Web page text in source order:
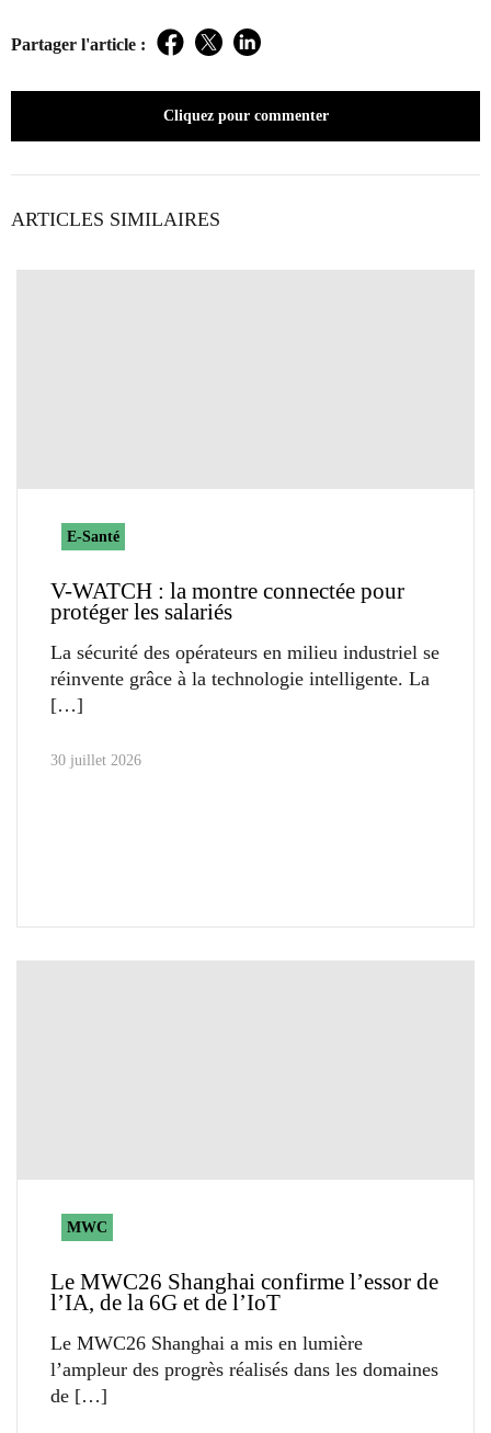
Partager l'article : Facebook
TwitterLinkedIn
Cliquez pour commenter
ARTICLES SIMILAIRES
E-Santé
V-WATCH : la montre connectée pour
protéger les salariés
La sécurité des opérateurs en milieu industriel se
réinvente grâce à la technologie intelligente. La
30 juillet 2026
MWC
Le MWC26 Shanghai confirme l’essor de
l’IA, de la 6G et de l’IoT
Le MWC26 Shanghai a mis en lumière
l’ampleur des progrès réalisés dans les domaines
de